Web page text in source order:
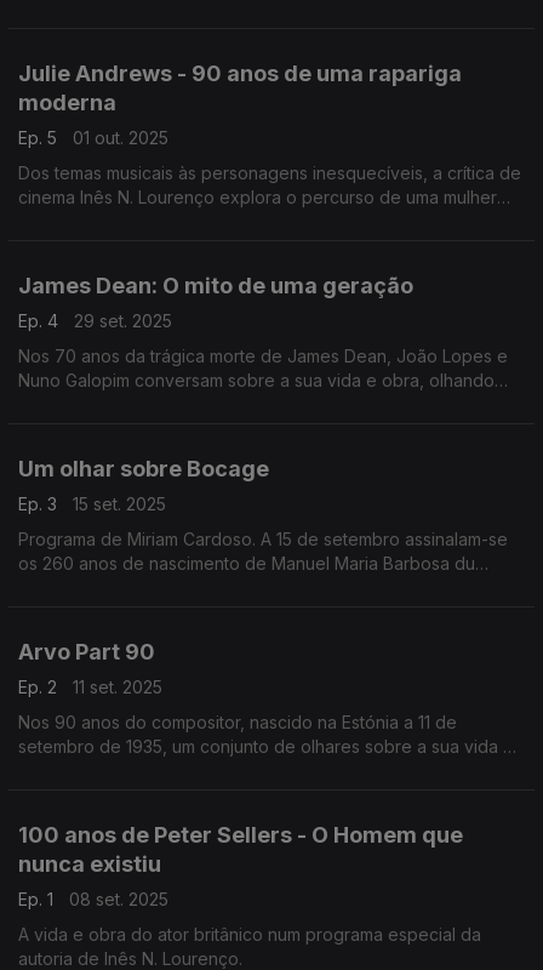
Taylor e o orgulho da terra natal.
Julie Andrews - 90 anos de uma rapariga
moderna
Ep. 5
01 out. 2025
Dos temas musicais às personagens inesquecíveis, a crítica de
cinema Inês N. Lourenço explora o percurso de uma mulher
James Dean: O mito de uma geração
Ep. 4
29 set. 2025
Nos 70 anos da trágica morte de James Dean, João Lopes e
Nuno Galopim conversam sobre a sua vida e obra, olhando
Um olhar sobre Bocage
Ep. 3
15 set. 2025
Programa de Miriam Cardoso. A 15 de setembro assinalam-se
os 260 anos de nascimento de Manuel Maria Barbosa du
Arvo Part 90
Ep. 2
11 set. 2025
Nos 90 anos do compositor, nascido na Estónia a 11 de
setembro de 1935, um conjunto de olhares sobre a sua vida e
100 anos de Peter Sellers - O Homem que
nunca existiu
Ep. 1
08 set. 2025
A vida e obra do ator britânico num programa especial da
autoria de Inês N. Lourenço.